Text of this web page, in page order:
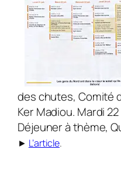
des chutes, Comité
Ker Madiou. Mardi
Déjeuner à thème,
► L’article.